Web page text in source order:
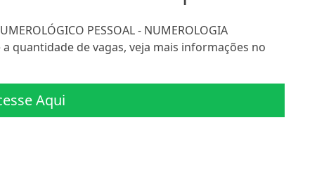
PESSOAL - NUMEROLOGIA
quantidade de vagas, veja mais informações no
Aqui